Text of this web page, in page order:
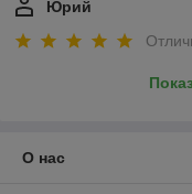
Юрий
О нас